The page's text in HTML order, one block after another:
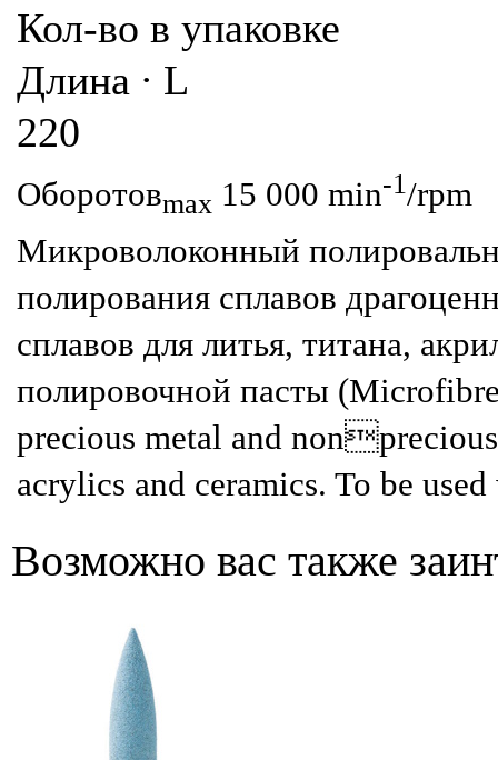
Кол-во в упаковке
Длина ∙ L
220
Оборотовmax 15 000 min-1/rpm
Микроволоконный
полирования сплавов
сплавов для литья, титана,
полировочной пасты
precious metal and
acrylics and ceramics. To be
Возможно вас также